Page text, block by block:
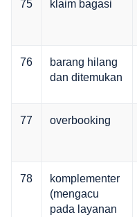
75 klaim bagasi
76
barang hilang
dan ditemukan
77 overbooking
78
komplementer
(mengacu
pada layanan